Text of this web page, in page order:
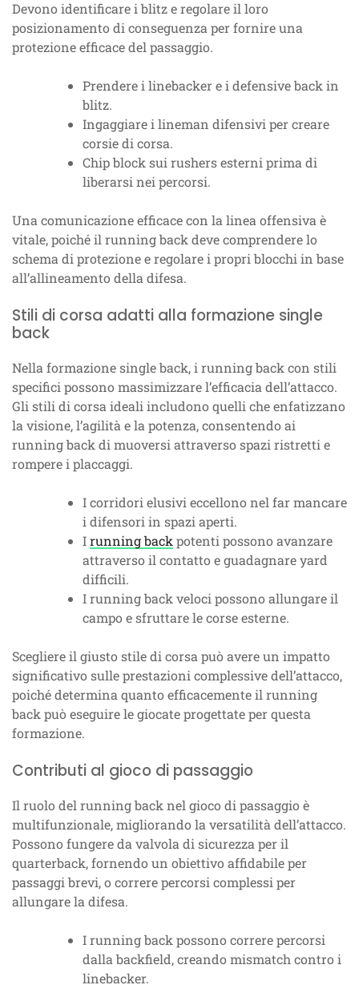
Devono identificare i blitz e regolare il loro
posizionamento di conseguenza per fornire una
protezione efficace del passaggio.
Prendere i linebacker e i defensive back in
blitz.
Ingaggiare i lineman difensivi per creare
corsie di corsa.
Chip block sui rushers esterni prima di
liberarsi nei percorsi.
Una comunicazione efficace con la linea offensiva è
vitale, poiché il running back deve comprendere lo
schema di protezione e regolare i propri blocchi in base
all’allineamento della difesa.
Stili di corsa adatti alla formazione single
back
Nella formazione single back, i running back con stili
specifici possono massimizzare l’efficacia dell’attacco.
Gli stili di corsa ideali includono quelli che enfatizzano
la visione, l’agilità e la potenza, consentendo ai
running back di muoversi attraverso spazi ristretti e
rompere i placcaggi.
I corridori elusivi eccellono nel far mancare
i difensori in spazi aperti.
Irunning back potenti possono avanzare
attraverso il contatto e guadagnare yard
difficili.
I running back veloci possono allungare il
campo e sfruttare le corse esterne.
Scegliere il giusto stile di corsa può avere un impatto
significativo sulle prestazioni complessive dell’attacco,
poiché determina quanto efficacemente il running
back può eseguire le giocate progettate per questa
formazione.
Contributi al gioco di passaggio
Il ruolo del running back nel gioco di passaggio è
multifunzionale, migliorando la versatilità dell’attacco.
Possono fungere da valvola di sicurezza per il
quarterback, fornendo un obiettivo affidabile per
passaggi brevi, o correre percorsi complessi per
allungare la difesa.
I running back possono correre percorsi
dalla backfield, creando mismatch contro i
linebacker.